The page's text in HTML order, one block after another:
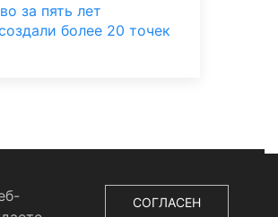
за пять лет
более 20 точек
СОГЛАСЕН